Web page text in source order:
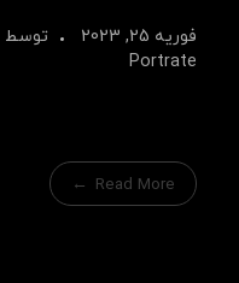
فوریه 25, 2023 توسط
Portrate
Read More